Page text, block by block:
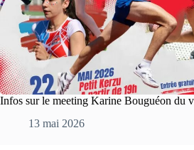
Infos sur le meeting Karine Bouguéon du
13 mai 2026